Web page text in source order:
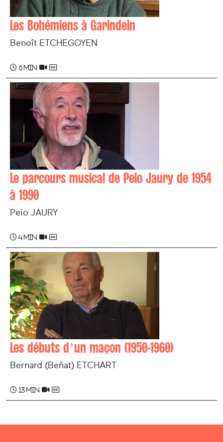
Les Bohémiens à Garindein
Benoît ETCHEGOYEN
6 min
Le parcours musical de Peio Jaury de 1954
à 1990
Peio JAURY
4 min
Les débuts d’un maçon (1950-1960)
Bernard (Beñat) ETCHART
13 min